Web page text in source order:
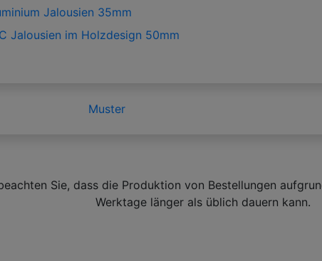
Jalousien 35mm
Jalousien im Holzdesign 50mm
Muster
Sie, dass die Produktion von Bestellungen
Werktage länger als üblich dauern kann.